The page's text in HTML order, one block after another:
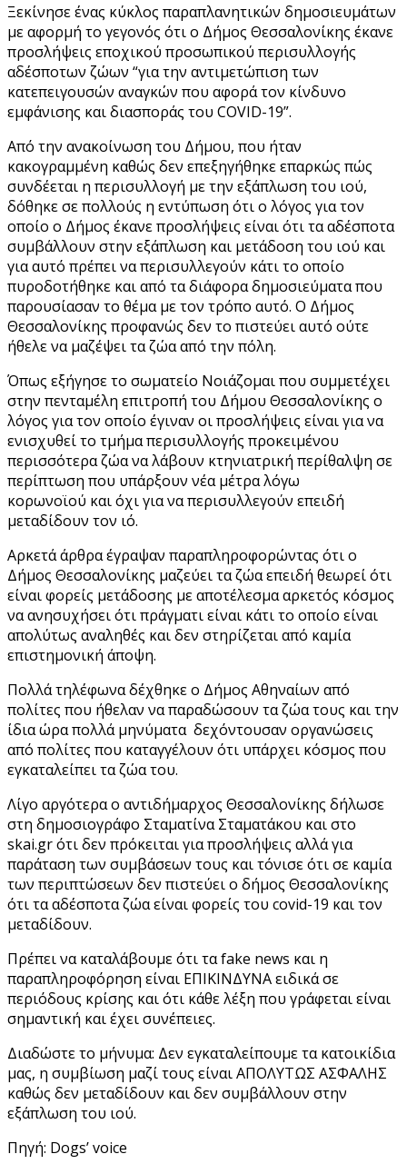
Ξεκίνησε ένας κύκλος παραπλανητικών δημοσιευμάτων
με αφορμή το γεγονός ότι ο Δήμος Θεσσαλονίκης έκανε
προσλήψεις εποχικού προσωπικού περισυλλογής
αδέσποτων ζώων “για την αντιμετώπιση των
κατεπειγουσών αναγκών που αφορά τον κίνδυνο
εμφάνισης και διασποράς του COVID-19”.
Από την ανακοίνωση του Δήμου, που ήταν
κακογραμμένη καθώς δεν επεξηγήθηκε επαρκώς πώς
συνδέεται η περισυλλογή με την εξάπλωση του ιού,
δόθηκε σε πολλούς η εντύπωση ότι ο λόγος για τον
οποίο ο Δήμος έκανε προσλήψεις είναι ότι τα αδέσποτα
συμβάλλουν στην εξάπλωση και μετάδοση του ιού και
για αυτό πρέπει να περισυλλεγούν κάτι το οποίο
πυροδοτήθηκε και από τα διάφορα δημοσιεύματα που
παρουσίασαν το θέμα με τον τρόπο αυτό. Ο Δήμος
Θεσσαλονίκης προφανώς δεν το πιστεύει αυτό ούτε
ήθελε να μαζέψει τα ζώα από την πόλη.
Όπως εξήγησε το σωματείο Νοιάζομαι που συμμετέχει
στην πενταμέλη επιτροπή του Δήμου Θεσσαλονίκης ο
λόγος για τον οποίο έγιναν οι προσλήψεις είναι για να
ενισχυθεί το τμήμα περισυλλογής προκειμένου
περισσότερα ζώα να λάβουν κτηνιατρική περίθαλψη σε
περίπτωση που υπάρξουν νέα μέτρα λόγω
κορωνοϊού και όχι για να περισυλλεγούν επειδή
μεταδίδουν τον ιό.
Αρκετά άρθρα έγραψαν παραπληροφορώντας ότι ο
Δήμος Θεσσαλονίκης μαζεύει τα ζώα επειδή θεωρεί ότι
είναι φορείς μετάδοσης με αποτέλεσμα αρκετός κόσμος
να ανησυχήσει ότι πράγματι είναι κάτι το οποίο είναι
απολύτως αναληθές και δεν στηρίζεται από καμία
επιστημονική άποψη.
Πολλά τηλέφωνα δέχθηκε ο Δήμος Αθηναίων από
πολίτες που ήθελαν να παραδώσουν τα ζώα τους και την
ίδια ώρα πολλά μηνύματα δεχόντουσαν οργανώσεις
από πολίτες που καταγγέλουν ότι υπάρχει κόσμος που
εγκαταλείπει τα ζώα του.
Λίγο αργότερα ο αντιδήμαρχος Θεσσαλονίκης δήλωσε
στη δημοσιογράφο Σταματίνα Σταματάκου και στο
skai.gr ότι δεν πρόκειται για προσλήψεις αλλά για
παράταση των συμβάσεων τους και τόνισε ότι σε καμία
των περιπτώσεων δεν πιστεύει ο δήμος Θεσσαλονίκης
ότι τα αδέσποτα ζώα είναι φορείς του covid-19 και τον
μεταδίδουν.
Πρέπει να καταλάβουμε ότι τα fake news και η
παραπληροφόρηση είναι ΕΠΙΚΙΝΔΥΝΑ ειδικά σε
περιόδους κρίσης και ότι κάθε λέξη που γράφεται είναι
σημαντική και έχει συνέπειες.
Διαδώστε το μήνυμα: Δεν εγκαταλείπουμε τα κατοικίδια
μας, η συμβίωση μαζί τους είναι ΑΠΟΛΥΤΩΣ ΑΣΦΑΛΗΣ
καθώς δεν μεταδίδουν και δεν συμβάλλουν στην
εξάπλωση του ιού.
Πηγή: Dogs’ voice